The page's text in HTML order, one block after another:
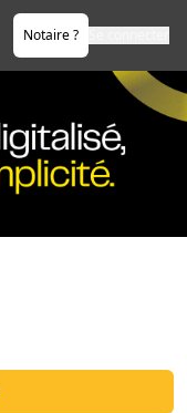
Notaire ?